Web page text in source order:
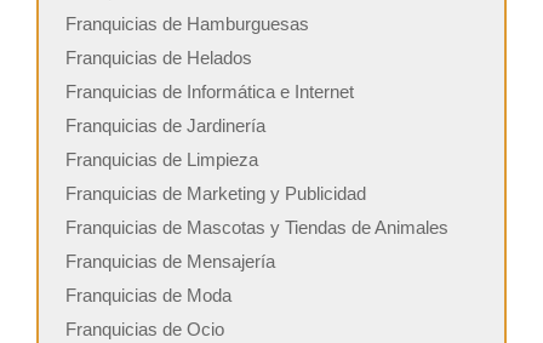
Franquicias de Hamburguesas
Franquicias de Helados
Franquicias de Informática e Internet
Franquicias de Jardinería
Franquicias de Limpieza
Franquicias de Marketing y Publicidad
Franquicias de Mascotas y Tiendas de Animales
Franquicias de Mensajería
Franquicias de Moda
Franquicias de Ocio